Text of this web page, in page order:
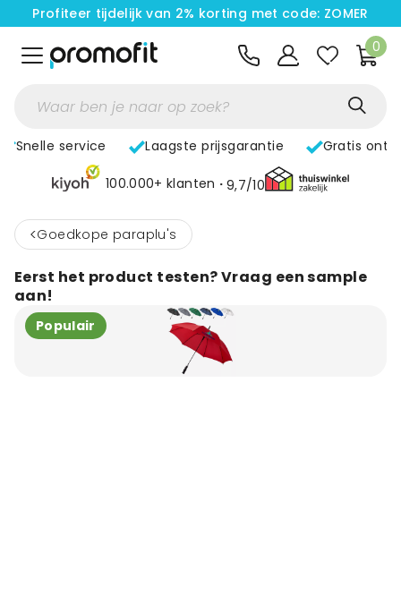
Profiteer tijdelijk van 2% korting met code: ZOMER
0
Snelle service Laagste prijsgarantie Gratis
100.000+ klanten 9,7/10
< Goedkope paraplu's
Eerst het product testen? Vraag een sample
aan!
Populair